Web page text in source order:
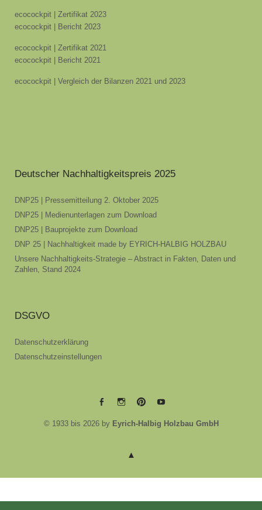
ecocockpit | Zertifikat 2023
ecocockpit | Bericht 2023
ecocockpit | Zertifikat 2021
ecocockpit | Bericht 2021
ecocockpit | Vergleich der Bilanzen 2021 und 2023
Deutscher Nachhaltigkeitspreis 2025
DNP25 | Pressemitteilung 2. Oktober 2025
DNP25 | Medienunterlagen zum Download
DNP25 | Bauprojekte zum Download
DNP 25 | Nachhaltigkeit made by EYRICH-HALBIG HOLZBAU
Unsere Nachhaltigkeits-Strategie – Abstract in Fakten, Daten und
Zahlen, Stand 2024
DSGVO
Datenschutzerklärung
Datenschutzeinstellungen
EYRICH-EYRICH-EYRICH-EYRICH-
© 1933 bis 2026 by Eyrich-Halbig Holzbau GmbH